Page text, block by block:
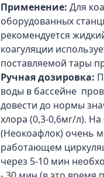
Применение:Для
оборудованных
рекомендуется
коагуляции
поставляемой тары
Ручная дозировка:
воды в бассейне
довести до нормы
хлора (0,3-0,6мг/л).
(Неокоафлок) очень
работающем
через 5-10 мин